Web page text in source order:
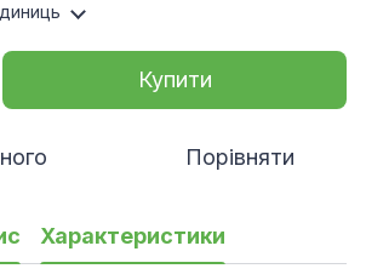
Купити
Порівняти
Характеристики